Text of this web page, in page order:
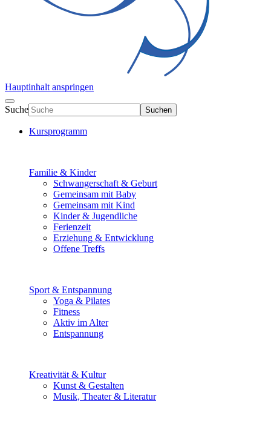
Hauptinhalt anspringen
Suche Suchen
Kursprogramm
Familie & Kinder
Schwangerschaft & Geburt
Gemeinsam mit Baby
Gemeinsam mit Kind
Kinder & Jugendliche
Ferienzeit
Erziehung & Entwicklung
Offene Treffs
Sport & Entspannung
Yoga & Pilates
Fitness
Aktiv im Alter
Entspannung
Kreativität & Kultur
Kunst & Gestalten
Musik, Theater & Literatur